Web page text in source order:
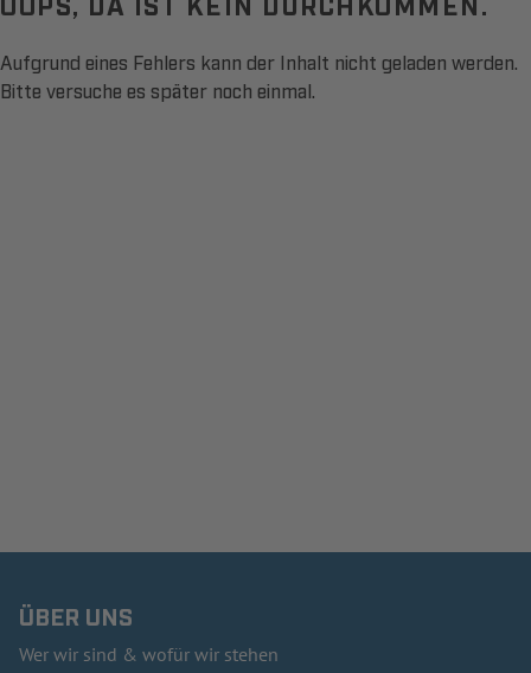
Aufgrund eines Fehlers kann der Inhalt nicht geladen werden.
Bitte versuche es später noch einmal.
ÜBER UNS
Wer wir sind & wofür wir stehen